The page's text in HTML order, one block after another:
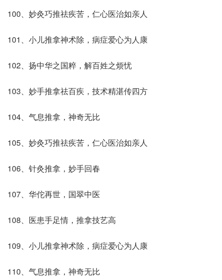
100、妙灸巧推祛疾苦，仁心医治如亲人
101、小儿推拿神术除，病症爱心为人康
102、扬中华之国粹，解百姓之烦忧
103、妙手推拿祛百疾，技术精湛传四方
104、气息推拿，神奇无比
105、妙灸巧推祛疾苦，仁心医治如亲人
106、针灸推拿，妙手回春
107、华佗再世，国翠中医
108、医患手足情，推拿技艺高
109、小儿推拿神术除，病症爱心为人康
110、气息推拿，神奇无比